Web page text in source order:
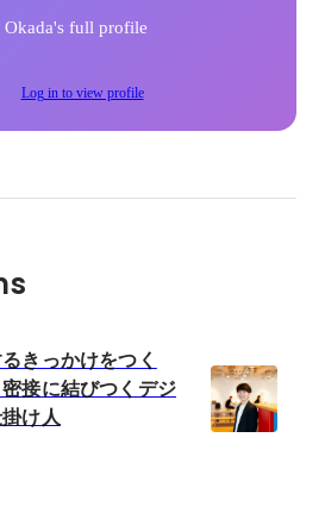
Okada's full profile
Log in to view profile
きっかけをつく
接に結びつくデジ
け人